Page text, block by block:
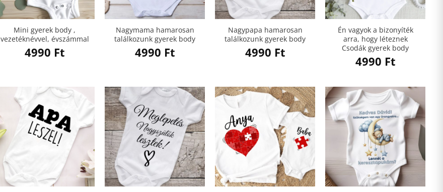
Mini gyerek body ,
vezetéknévvel, évszámmal
4990 Ft
Nagymama hamarosan
találkozunk gyerek body
4990 Ft
Nagypapa hamarosan
találkozunk gyerek body
4990 Ft
Én vagyok a bizonyíték
arra, hogy léteznek
Csodák gyerek body
4990 Ft